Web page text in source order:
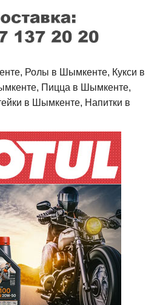
Ролы в Шымкенте, Кукси в
Пицца в Шымкенте,
в Шымкенте, Напитки в